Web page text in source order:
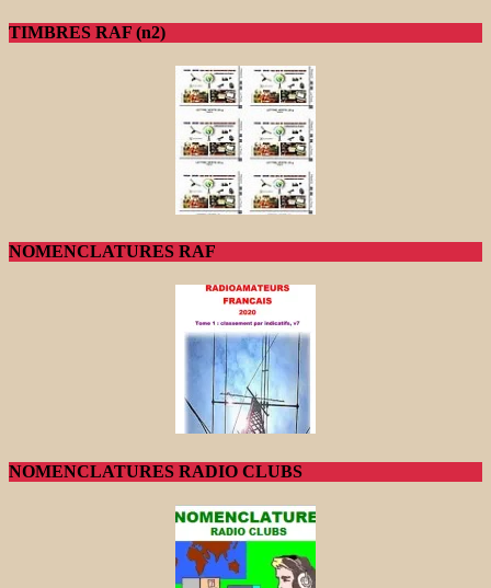
TIMBRES RAF (n2)
NOMENCLATURES RAF
NOMENCLATURES RADIO CLUBS